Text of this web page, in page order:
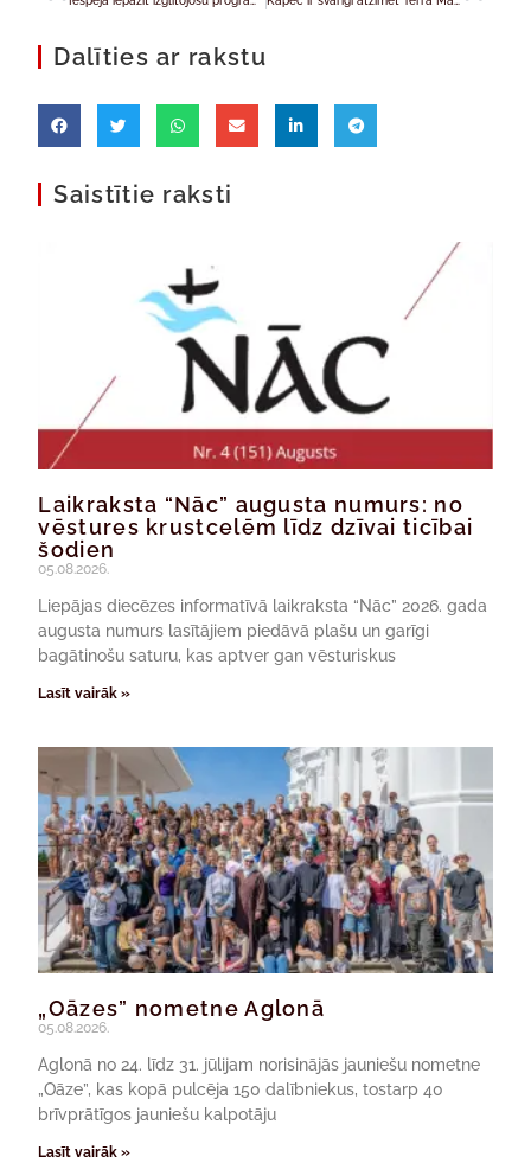
Dalīties ar rakstu
Saistītie raksti
Laikraksta “Nāc” augusta numurs: no
vēstures krustcelēm līdz dzīvai ticībai
šodien
05.08.2026.
Liepājas diecēzes informatīvā laikraksta “Nāc” 2026. gada
augusta numurs lasītājiem piedāvā plašu un garīgi
bagātinošu saturu, kas aptver gan vēsturiskus
Lasīt vairāk »
„Oāzes” nometne Aglonā
05.08.2026.
Aglonā no 24. līdz 31. jūlijam norisinājās jauniešu nometne
„Oāze”, kas kopā pulcēja 150 dalībniekus, tostarp 40
brīvprātīgos jauniešu kalpotāju
Lasīt vairāk »